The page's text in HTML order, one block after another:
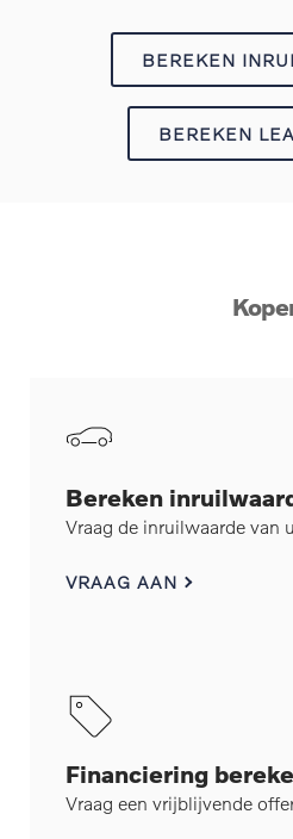
BEREKEN
BEREKEN
Bereken
Vraag de inruilwaarde van
VRAAG AAN
Financiering
Vraag een vrijblijvende